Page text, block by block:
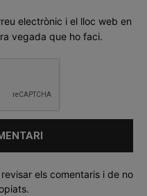
electrònic i el lloc web en
vegada que ho faci.
els comentaris i de no